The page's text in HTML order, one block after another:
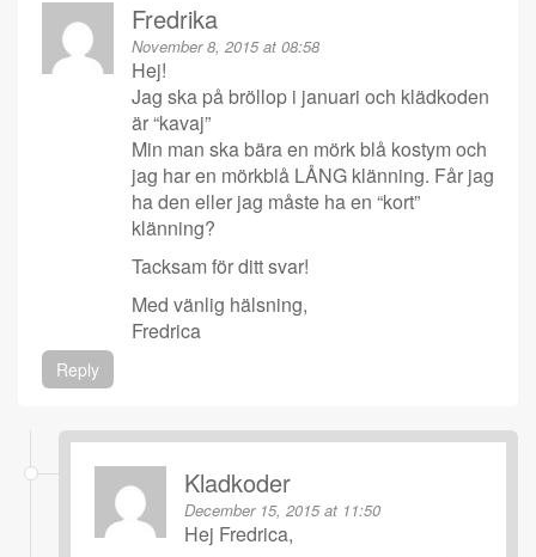
Fredrika
November 8, 2015 at 08:58
Hej!
Jag ska på bröllop i januari och klädkoden
är “kavaj”
Min man ska bära en mörk blå kostym och
jag har en mörkblå LÅNG klänning. Får jag
ha den eller jag måste ha en “kort”
klänning?
Tacksam för ditt svar!
Med vänlig hälsning,
Fredrica
Reply
Kladkoder
December 15, 2015 at 11:50
Hej Fredrica,